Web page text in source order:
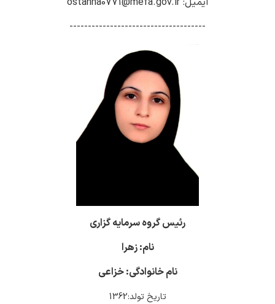
-------------------------------------
رئیس گروه سرمایه گزاری
نام: زهرا
نام خانوادگی: خزاعی
تاریخ تولد:1362